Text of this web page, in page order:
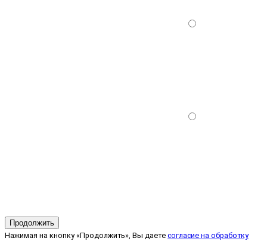
Продолжить
Нажимая на кнопку «Продолжить», Вы даете согласие на обработку